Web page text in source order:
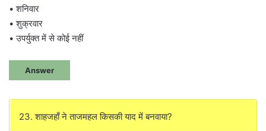
• शनिवार
• शुक्रवार
• उपर्युक्त में से कोई नहीं
Answer
23. शाहजहाँ ने ताजमहल किसकी याद में बनवाया?